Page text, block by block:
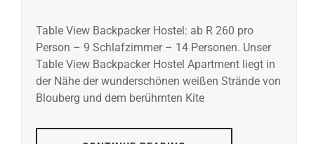
Table View Backpacker Hostel: ab R 260 pro
Person – 9 Schlafzimmer – 14 Personen. Unser
Table View Backpacker Hostel Apartment liegt in
der Nähe der wunderschönen weißen Strände von
Blouberg und dem berühmten Kite